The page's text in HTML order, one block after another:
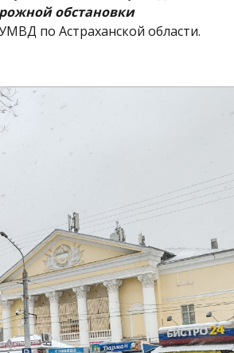
обстановки
по Астраханской области.